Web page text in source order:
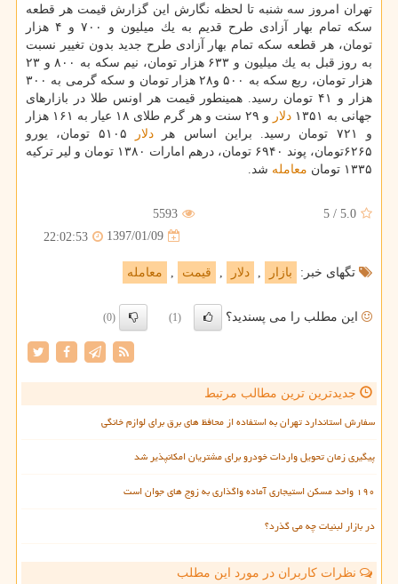
تهران امروز سه شنبه تا لحظه نگارش این گزارش قیمت هر قطعه
سكه تمام بهار آزادی طرح قدیم به یك میلیون و ۷۰۰ و ۴ هزار
تومان، هر قطعه سكه تمام بهار آزادی طرح جدید بدون تغییر نسبت
به روز قبل به یك میلیون و ۶۳۳ هزار تومان، نیم سكه به ۸۰۰ و ۲۳
هزار تومان، ربع سكه به ۵۰۰ و۲۸ هزار تومان و سكه گرمی به ۳۰۰
هزار و ۴۱ تومان رسید. همینطور قیمت هر اونس طلا در بازارهای
جهانی به ۱۳۵۱
دلار
و ۲۹ سنت و هر گرم طلای ۱۸ عیار به ۱۶۱ هزار
و ۷۲۱ تومان رسید. براین اساس هر
دلار
۵۱۰۵ تومان، یورو
۶۲۶۵تومان، پوند ۶۹۴۰ تومان، درهم امارات ۱۳۸۰ تومان و لیر تركیه
۱۳۳۵ تومان
معامله شد.
5.0
/
5
5593
1397/01/09
22:02:53
تگهای خبر: بازار دلار قیمت معامله
این مطلب را می پسندید؟ (1)
(0)
جدیدترین ترین مطالب مرتبط
سفارش استاندارد تهران به استفاده از محافظ های برق برای لوازم خانگی
پیگیری زمان تحویل واردات خودرو برای مشتریان امکانپذیر شد
۱۹۰ واحد مسکن استیجاری آماده واگذاری به زوج های جوان است
در بازار لبنیات چه می گذرد؟
نظرات کاربران در مورد این مطلب